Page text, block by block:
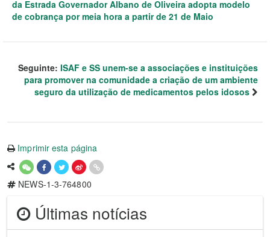
da Estrada Governador Albano de Oliveira adopta modelo
de cobrança por meia hora a partir de 21 de Maio
Seguinte: ISAF e SS unem-se a associações e instituições
para promover na comunidade a criação de um ambiente
seguro da utilização de medicamentos pelos idosos
Imprimir esta página
NEWS-1-3-764800
Últimas notícias